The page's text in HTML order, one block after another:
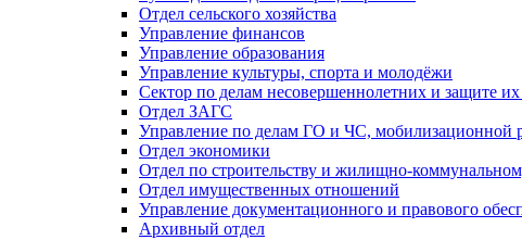
Отдел сельского хозяйства
Управление финансов
Управление образования
Управление культуры, спорта и молодёжи
Сектор по делам несовершеннолетних и защите их
Отдел ЗАГС
Управление по делам ГО и ЧС, мобилизационной
Отдел экономики
Отдел по строительству и жилищно-
Отдел имущественных отношений
Управление документационного и правового
Архивный отдел